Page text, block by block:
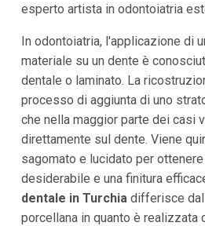
esperto artista in odontoiatria
In odontoiatria, l'applicazione di
materiale su un dente è
dentale o laminato. La
processo di aggiunta di uno
che nella maggior parte dei casi
direttamente sul dente. Viene
sagomato e lucidato per
desiderabile e una finitura
dentale in Turchia differisce
porcellana in quanto è realizzata